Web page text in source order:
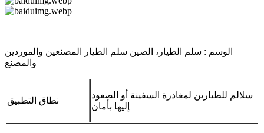
الوسم : سلم الطيار، الصين سلم الطيار المصنعين والموردين
والمصنع
نطاق التطبيق
سلالم للطيارين لمغادرة السفينة أو الصعود
إليها بأمان